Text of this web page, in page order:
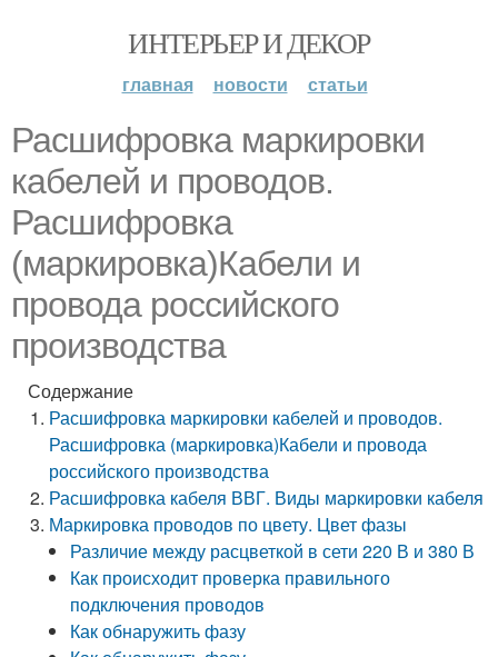
ИНТЕРЬЕР И ДЕКОР
главная новости статьи
Расшифровка маркировки
кабелей и проводов.
Расшифровка
(маркировка)Кабели и
провода российского
производства
Содержание
Расшифровка маркировки кабелей и проводов.
Расшифровка (маркировка)Кабели и провода
российского производства
Расшифровка кабеля ВВГ. Виды маркировки кабеля
Маркировка проводов по цвету. Цвет фазы
Различие между расцветкой в сети 220 В и 380 В
Как происходит проверка правильного
подключения проводов
Как обнаружить фазу